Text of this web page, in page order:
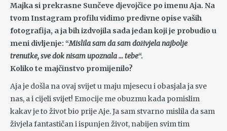
Majka si prekrasne Sunčeve djevojčice po imenu Aja. Na
tvom Instagram profilu vidimo predivne opise vaših
fotografija, a ja bih izdvojila sada jedan koji je probudio u
meni divljenje: “Mislila sam da sam doživjela najbolje
trenutke, sve dok nisam upoznala … tebe“.
Koliko te majčinstvo promijenilo?
Aja je došla na ovaj svijet u maju mjesecu i obasjala ja sve
nas, a i cijeli svijet! Emocije me obuzmu kada pomislim
kakav je to život bio prije Aje. Ja sam stvarno mislila da sam
živjela fantastičan i ispunjen život, nabijen svim tim